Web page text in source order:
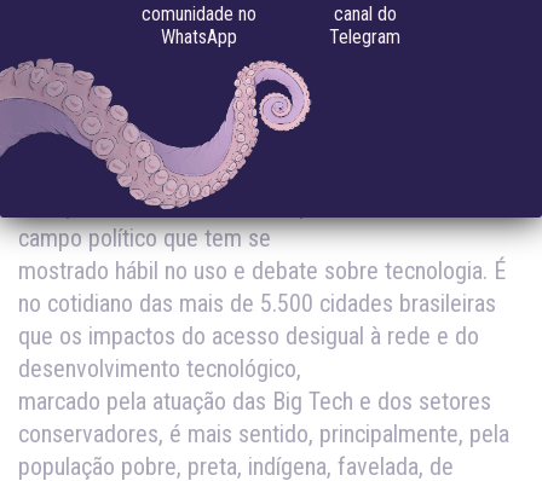
TECNOPOLÍTICA E DIREITOS HUMANOS NOS
MUNICÍPIOS
As eleições municipais no Brasil ocorrem em meio a
um cenário árduo de disputa ideológica marcada pelo
avanço da extrema direita no país e no mundo,
campo político que tem se
mostrado hábil no uso e debate sobre tecnologia. É
no cotidiano das mais de 5.500 cidades brasileiras
que os impactos do acesso desigual à rede e do
desenvolvimento tecnológico,
marcado pela atuação das Big Tech e dos setores
conservadores, é mais sentido, principalmente, pela
população pobre, preta, indígena, favelada, de
comunidade no
WhatsApp
canal do
Telegram